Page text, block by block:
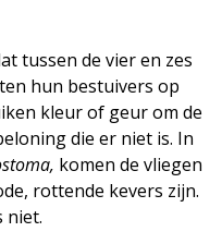
tussen de vier en zes
hun bestuivers op
kleur of geur om de
die er niet is. In
komen de vliegen
rottende kevers zijn.
niet.